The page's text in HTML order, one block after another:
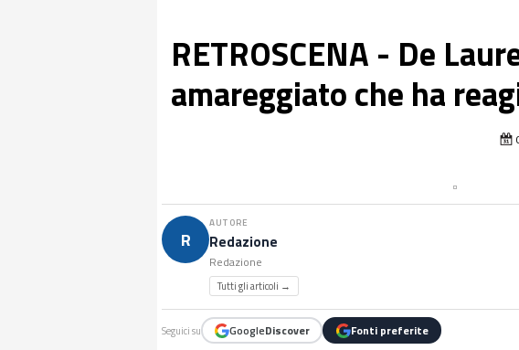
RETROSCENA - De
amareggiato che ha
R
AUTORE
Redazione
Redazione
Tutti gli articoli →
Seguici su GoogleDiscover Fonti preferite